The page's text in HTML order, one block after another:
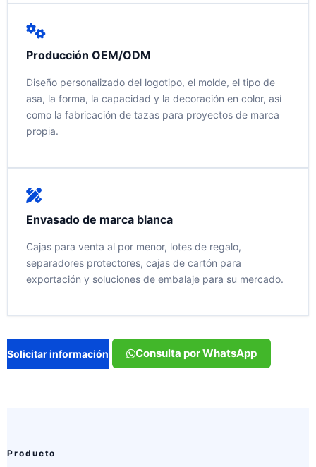
Producción OEM/ODM
Diseño personalizado del logotipo, el molde, el tipo de
asa, la forma, la capacidad y la decoración en color, así
como la fabricación de tazas para proyectos de marca
propia.
Envasado de marca blanca
Cajas para venta al por menor, lotes de regalo,
separadores protectores, cajas de cartón para
exportación y soluciones de embalaje para su mercado.
Solicitar información Consulta por WhatsApp
Producto